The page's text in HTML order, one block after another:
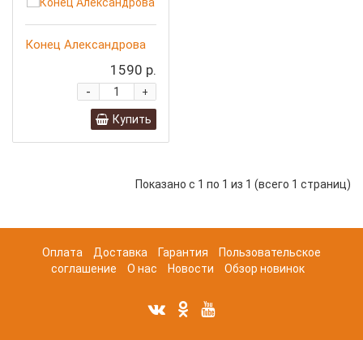
Конец Александрова
1590 р.
+
-
Купить
Показано с 1 по 1 из 1 (всего 1 страниц)
Оплата Доставка Гарантия
Пользовательское
соглашение
О нас Новости Обзор новинок